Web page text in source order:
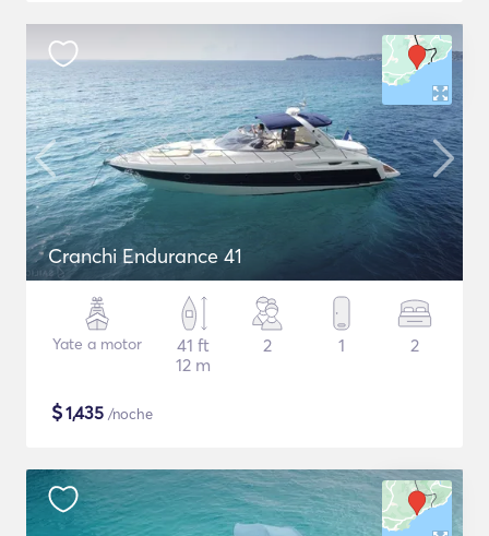
Cranchi Endurance 41
Yate a motor
41 ft
12 m
2 1 2
$1,435 /noche